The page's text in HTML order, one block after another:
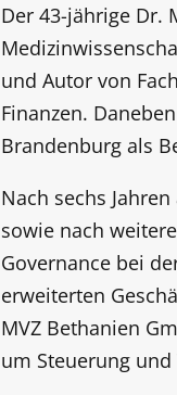
Der 43-jährige Dr.
und Autor von
Finanzen.
Brandenburg als
Nach sechs
sowie nach
Governance bei
erweiterten
MVZ Bethanien
um Steuerung